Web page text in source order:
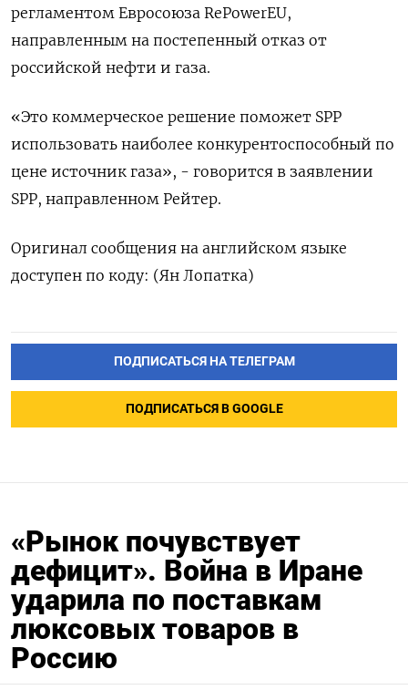
‌регламентом Евросоюза ​RePowerEU,
направленным ‌на постепенный отказ от
российской нефти ​и ​газа.
«Это ‌коммерческое решение ​поможет SPP
использовать наиболее конкурентоспособный по
цене источник газа», - говорится ​в заявлении
⁠SPP, направленном Рейтер.
Оригинал ‌сообщения на ‌английском языке
доступен ​по коду: (Ян ‌Лопатка)
ПОДПИСАТЬСЯ НА ТЕЛЕГРАМ
ПОДПИСАТЬСЯ В GOOGLE
«Рынок почувствует
дефицит». Война в Иране
ударила по поставкам
люксовых товаров в
Россию